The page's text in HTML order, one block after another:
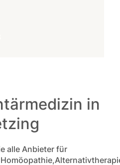
in
alle Anbieter für